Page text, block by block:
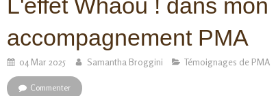
L'effet Whaou ! dans mon
accompagnement PMA
04 Mar 2025 Samantha Broggini Témoignages de PMA
Commenter